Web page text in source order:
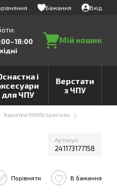
Бажання Вхід
Мій кошик
і
для ЧПУ
Верстати
з ЧПУ
Каретка HIWIN оригінал
Артикул
241173177158
Порівняти В бажання